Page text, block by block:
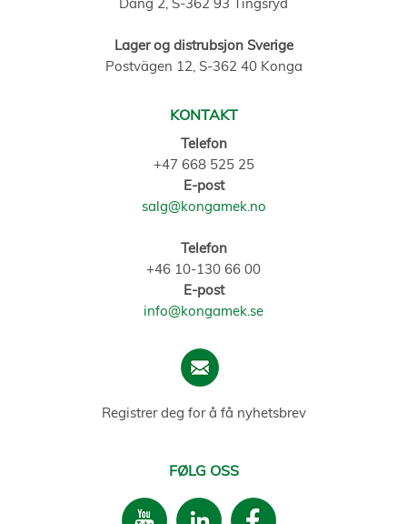
Lager og distrubsjon Sverige
Postvägen 12, S-362 40 Konga
KONTAKT
Telefon
+47 668 525 25
E-post
salg@kongamek.no
Telefon
+46 10-130 66 00
E-post
info@kongamek.se
Registrer deg for å få nyhetsbrev
FØLG OSS